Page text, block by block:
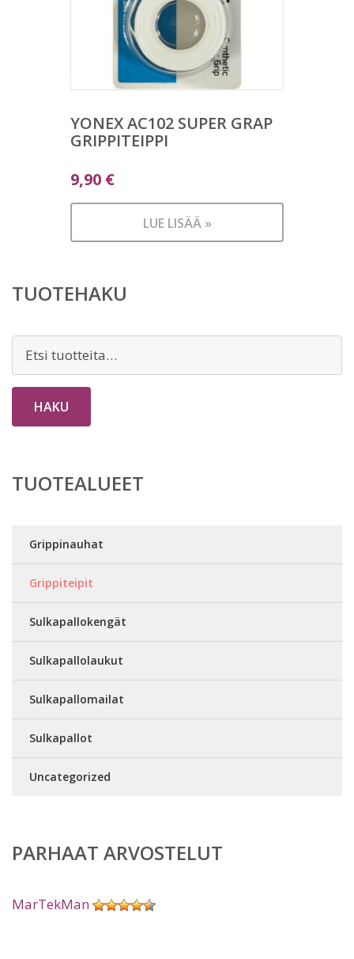
YONEX AC102 SUPER GRAP
GRIPPITEIPPI
9,90 €
LUE LISÄÄ »
TUOTEHAKU
Etsi:
HAKU
TUOTEALUEET
Grippinauhat
Grippiteipit
Sulkapallokengät
Sulkapallolaukut
Sulkapallomailat
Sulkapallot
Uncategorized
PARHAAT ARVOSTELUT
MarTekMan